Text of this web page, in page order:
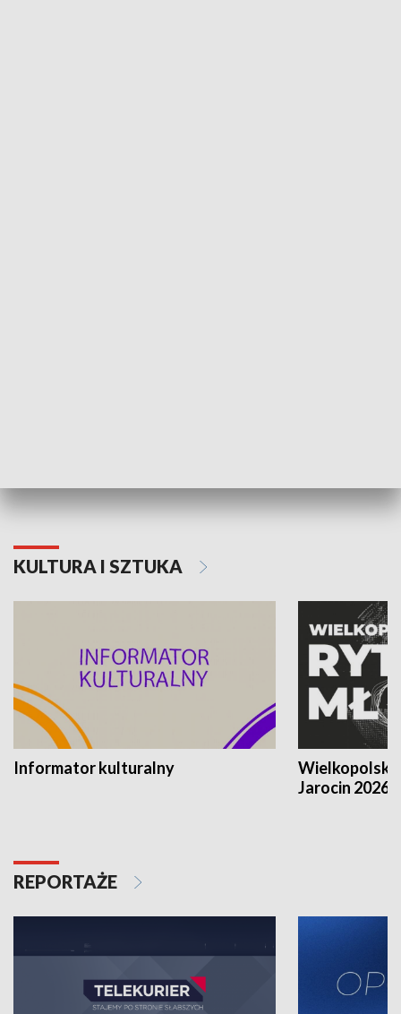
KULTURA I SZTUKA
Informator kulturalny
Jarocin 2026
REPORTAŻE